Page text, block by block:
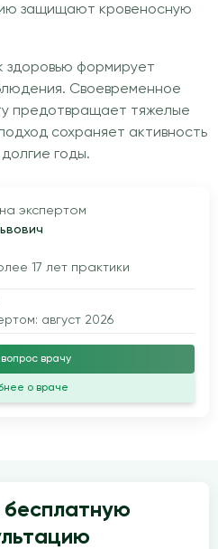
защищают кровеносную
здоровью формирует
Своевременное
предотвращает тяжелые
сохраняет активность
годы.
экспертом
17 лет практики
август 2026
врачу
о враче
бесплатную